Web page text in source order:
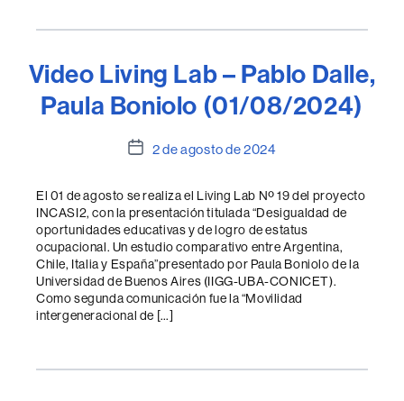
Video Living Lab – Pablo Dalle,
Paula Boniolo (01/08/2024)
Fecha
entrada
2 de agosto de 2024
El 01 de agosto se realiza el Living Lab Nº 19 del proyecto
INCASI2, con la presentación titulada “Desigualdad de
oportunidades educativas y de logro de estatus
ocupacional. Un estudio comparativo entre Argentina,
Chile, Italia y España”presentado por Paula Boniolo de la
Universidad de Buenos Aires (IIGG-UBA-CONICET).
Como segunda comunicación fue la “Movilidad
intergeneracional de […]